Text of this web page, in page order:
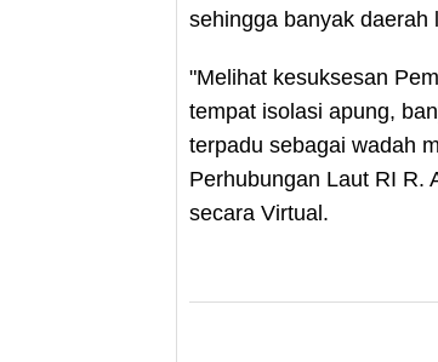
sehingga banyak daerah
"Melihat kesuksesan
tempat isolasi apung,
terpadu sebagai wadah
Perhubungan Laut RI R.
secara Virtual.